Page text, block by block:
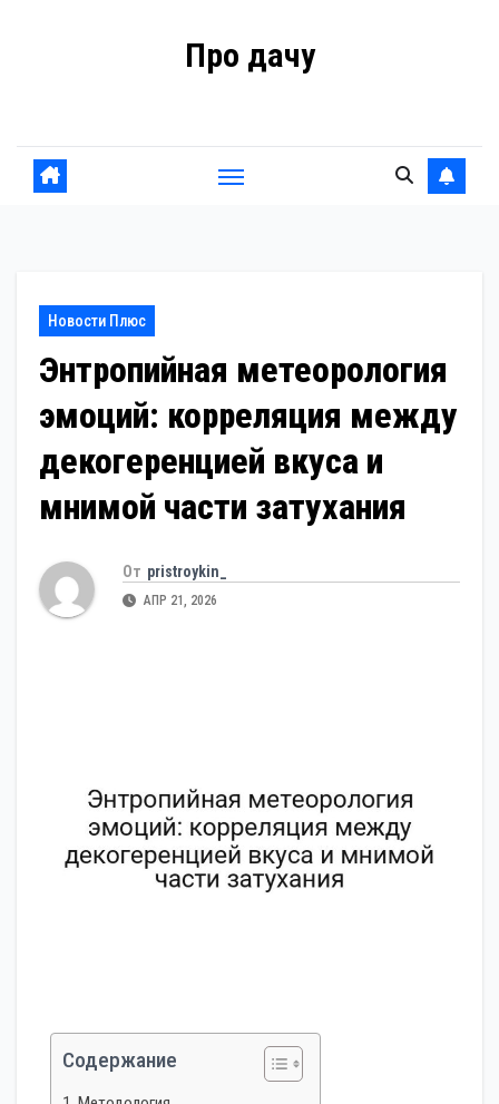
Про дачу
Новости Плюс
Энтропийная метеорология
эмоций: корреляция между
декогеренцией вкуса и
мнимой части затухания
От pristroykin_
АПР 21, 2026
Содержание